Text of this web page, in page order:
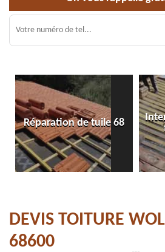
Réparation de tuile 68
DEVIS TOITURE
68600